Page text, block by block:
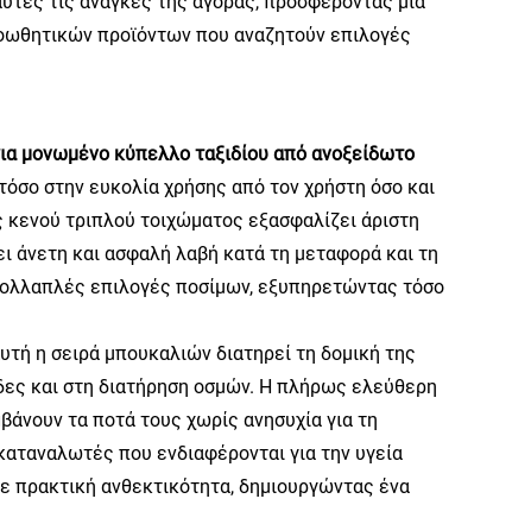
προϊόντων που αναζητούν επιλογές
μονωμένο κύπελλο ταξιδίου από ανοξείδωτο
στην ευκολία χρήσης από τον χρήστη όσο και
τριπλού τοιχώματος εξασφαλίζει άριστη
άνετη και ασφαλή λαβή κατά τη μεταφορά και τη
επιλογές ποσίμων, εξυπηρετώντας τόσο
η σειρά μπουκαλιών διατηρεί τη δομική της
και στη διατήρηση οσμών. Η πλήρως ελεύθερη
τα ποτά τους χωρίς ανησυχία για τη
που ενδιαφέρονται για την υγεία
πρακτική ανθεκτικότητα, δημιουργώντας ένα